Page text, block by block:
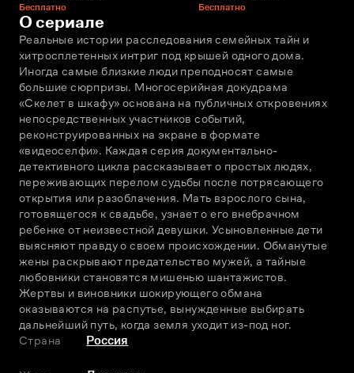
Бесплатно Бесплатно
О сериале
Реальные истории расследования семейных тайн и
хитросплетенных интриг под крышей одного дома.
Иногда самые близкие люди преподносят самые
большие сюрпризы. Многосерийная докудрама
«Скелет в шкафу» основана на публичных откровениях
непосредственных участников событий,
реконструированных на экране в формате
«видеоселфи». Каждая серия документально-
детективного цикла рассказывает о простых людях,
переживающих перелом судьбы после потрясающего
открытия или разоблачения. Мать взрослого сына,
готовящегося к свадьбе, узнает о его внебрачном
ребенке от неизвестной девушки. Усыновленные дети
выясняют правду о своем происхождении. Обманутые
жены раскрывают предательство мужей, а тайные
любовники становятся мишенью шантажистов.
Жертвы и виновники шокирующего обмана
оказываются на распутье, вынужденные выбирать
дальнейший путь, когда земля уходит из-под ног.
Страна
Россия